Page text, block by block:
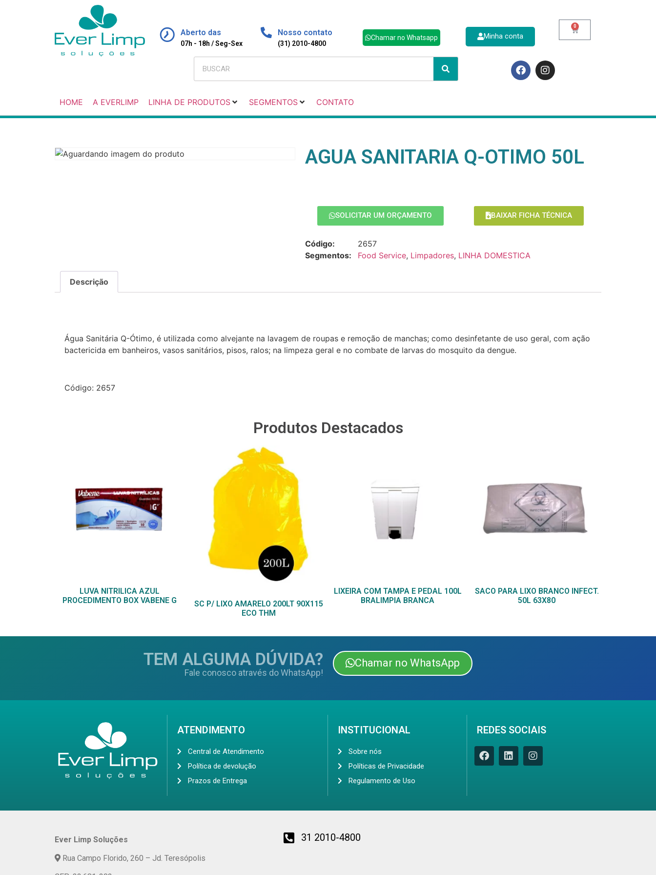
Aberto das
07h - 18h / Seg-Sex
Nosso contato
(31) 2010-4800
Chamar no Whatsapp Minha conta
0
HOME A EVERLIMP LINHA DE PRODUTOS SEGMENTOS CONTATO
AGUA SANITARIA Q-OTIMO 50L
SOLICITAR UM ORÇAMENTO BAIXAR FICHA TÉCNICA
Código:
2657
Segmentos:
Food Service, Limpadores, LINHA DOMESTICA
Descrição
Água Sanitária Q-Ótimo, é utilizada como alvejante na lavagem de roupas e remoção de manchas; como desinfetante de uso geral, com ação
bactericida em banheiros, vasos sanitários, pisos, ralos; na limpeza geral e no combate de larvas do mosquito da dengue.
Código: 2657
Produtos Destacados
LUVA NITRILICA AZUL
PROCEDIMENTO BOX VABENE G
SC P/ LIXO AMARELO 200LT 90X115
ECO THM
LIXEIRA COM TAMPA E PEDAL 100L
BRALIMPIA BRANCA
SACO PARA LIXO BRANCO INFECT.
50L 63X80
TEM ALGUMA DÚVIDA?
Fale conosco através do WhatsApp!
Chamar no WhatsApp
ATENDIMENTO
Central de Atendimento
Política de devolução
Prazos de Entrega
INSTITUCIONAL
Sobre nós
Políticas de Privacidade
Regulamento de Uso
REDES SOCIAIS
Ever Limp Soluções
Rua Campo Florido, 260 – Jd. Teresópolis
31 2010-4800